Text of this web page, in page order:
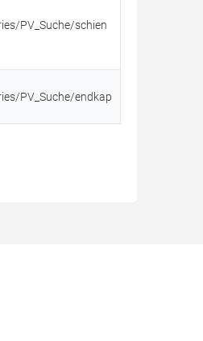
PV_Suche/schien
PV_Suche/endkap